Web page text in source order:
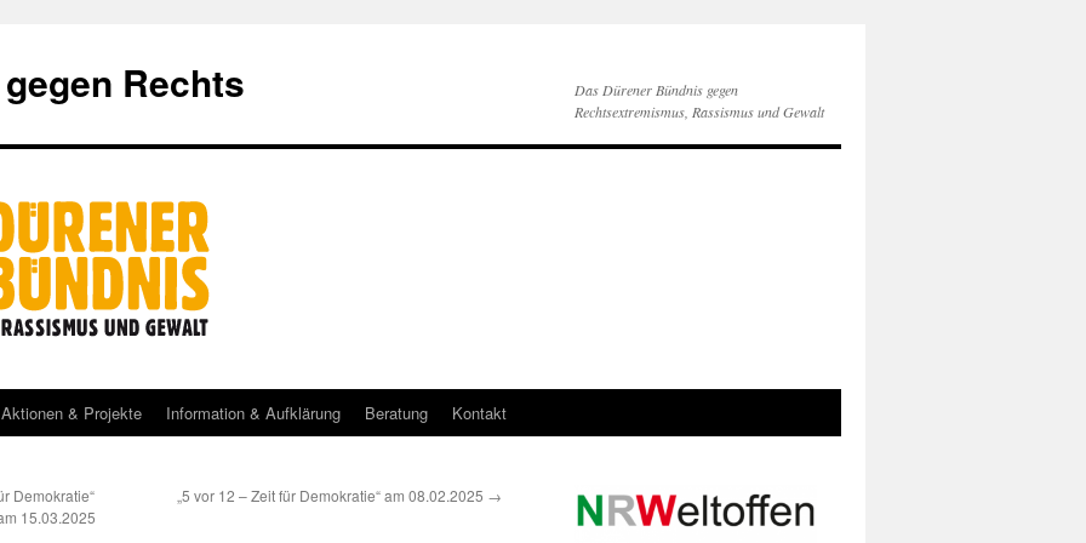
Rechts
Das Dürener Bündnis gegen
Rechtsextremismus, Rassismus und Gewalt
Aktionen & Projekte Information & Aufklärung Beratung Kontakt
Demokratie“
15.03.2025
„5 vor 12 – Zeit für Demokratie“ am 08.02.2025 →